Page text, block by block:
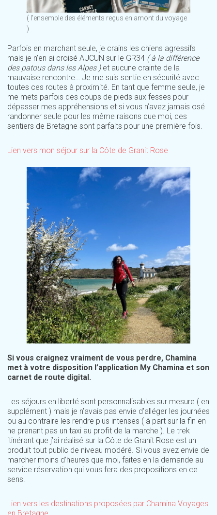
( l’ensemble des éléments reçus en amont du voyage
)
Parfois en marchant seule, je crains les chiens agressifs
mais je n’en ai croisé AUCUN sur le GR34 ( à la différence
des patous dans les Alpes )et aucune crainte de la
mauvaise rencontre… Je me suis sentie en sécurité avec
toutes ces routes à proximité. En tant que femme seule, je
me mets parfois des coups de pieds aux fesses pour
dépasser mes appréhensions et si vous n’avez jamais osé
randonner seule pour les même raisons que moi, ces
sentiers de Bretagne sont parfaits pour une première fois.
Lien vers mon séjour sur la Côte de Granit Rose
Si vous craignez vraiment de vous perdre, Chamina
met à votre disposition l’application My Chamina et son
carnet de route digital.
Les séjours en liberté sont personnalisables sur mesure ( en
supplément ) mais je n’avais pas envie d’alléger les journées
ou au contraire les rendre plus intenses ( à part sur la fin en
ne prenant pas un taxi au profit de la marche ). Le trek
itinérant que j’ai réalisé sur la Côte de Granit Rose est un
produit tout public de niveau modéré. Si vous avez envie de
marcher moins d’heures que moi, faites en la demande au
service réservation qui vous fera des propositions en ce
sens.
Lien vers les destinations proposées par Chamina Voyages